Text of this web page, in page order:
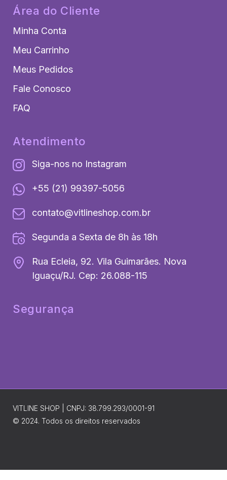
Área do Cliente
Minha Conta
Meu Carrinho
Meus Pedidos
Fale Conosco
FAQ
Atendimento
Siga-nos no Instagram
+55 (21) 99397-5056
contato@vitlineshop.com.br
Segunda a Sexta de 8h às 18h
Rua Ecleia, 92. Vila Guimarães. Nova
Iguaçu/RJ. Cep: 26.088-115
Segurança
VITLINE SHOP | CNPJ: 38.799.293/0001-91
© 2024. Todos os direitos reservados